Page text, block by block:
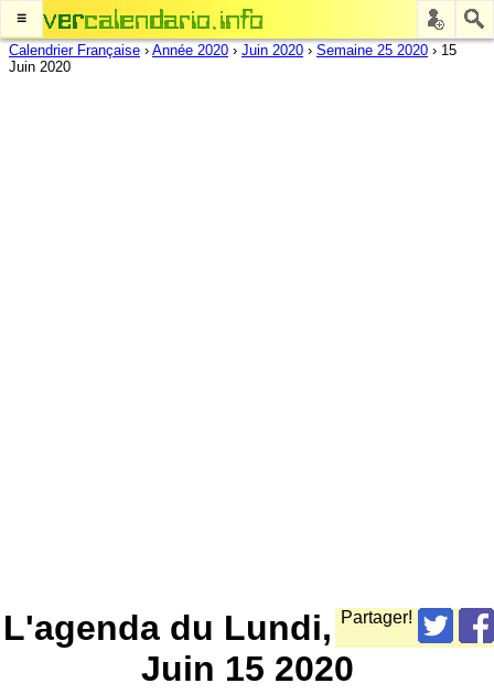
≡
Calendrier Française › Année 2020 › Juin 2020 › Semaine 25 2020 › 15
Juin 2020
Partager!
L'agenda du Lundi,
Juin 15 2020